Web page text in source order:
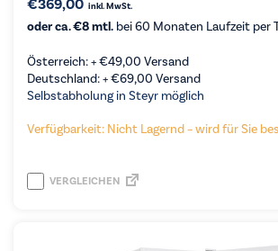
€369,00 inkl. MwSt.
oder ca. €8 mtl. bei 60 Monaten Laufzeit per
Österreich: +€49,00 Versand
Deutschland: +€69,00 Versand
Selbstabholung in Steyr möglich
Verfügbarkeit: Nicht Lagernd – wird für Sie
VERGLEICHEN